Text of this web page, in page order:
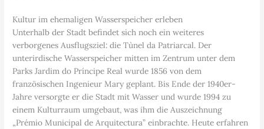
Kultur im ehemaligen Wasserspeicher erleben
Unterhalb der Stadt befindet sich noch ein weiteres
verborgenes Ausflugsziel: die Tùnel da Patriarcal. Der
unterirdische Wasserspeicher mitten im Zentrum unter dem
Parks Jardim do Príncipe Real wurde 1856 von dem
französischen Ingenieur Mary geplant. Bis Ende der 1940er-
Jahre versorgte er die Stadt mit Wasser und wurde 1994 zu
einem Kulturraum umgebaut, was ihm die Auszeichnung
„Prémio Municipal de Arquitectura” einbrachte. Heute erfahren